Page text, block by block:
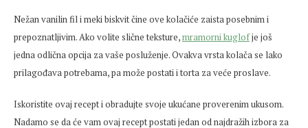
Nežan vanilin fil i meki biskvit čine ove kolačiće zaista posebnim i
prepoznatljivim. Ako volite slične teksture,mramorni kuglofje još
jedna odlična opcija za vaše posluženje. Ovakva vrsta kolača se lako
prilagođava potrebama, pa može postati i torta za veće proslave.
Iskoristite ovaj recept i obradujte svoje ukućane proverenim ukusom.
Nadamo se da će vam ovaj recept postati jedan od najdražih izbora za